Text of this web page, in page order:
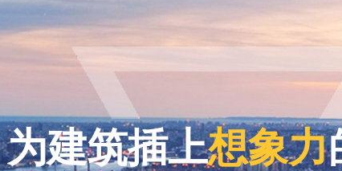
为建筑插上想象力